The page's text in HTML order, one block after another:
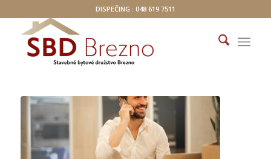
DISPEČING : 048 619 7511